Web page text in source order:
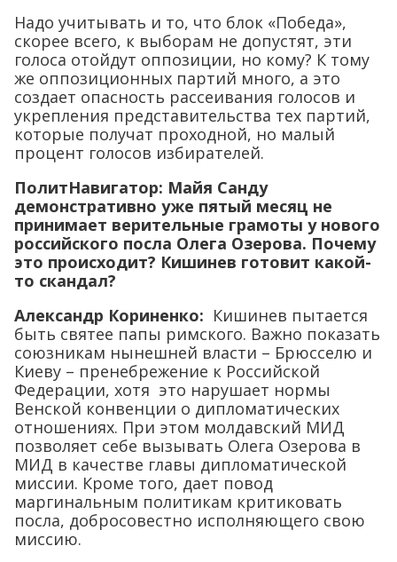
Надо учитывать и то, что блок «Победа»,
скорее всего, к выборам не допустят, эти
голоса отойдут оппозиции, но кому? К тому
же оппозиционных партий много, а это
создает опасность рассеивания голосов и
укрепления представительства тех партий,
которые получат проходной, но малый
процент голосов избирателей.
ПолитНавигатор: Майя Санду
демонстративно уже пятый месяц не
принимает верительные грамоты у нового
российского посла Олега Озерова. Почему
это происходит? Кишинев готовит какой-
то скандал?
Александр Кориненко: Кишинев пытается
быть святее папы римского. Важно показать
союзникам нынешней власти – Брюсселю и
Киеву – пренебрежение к Российской
Федерации, хотя это нарушает нормы
Венской конвенции о дипломатических
отношениях. При этом молдавский МИД
позволяет себе вызывать Олега Озерова в
МИД в качестве главы дипломатической
миссии. Кроме того, дает повод
маргинальным политикам критиковать
посла, добросовестно исполняющего свою
миссию.